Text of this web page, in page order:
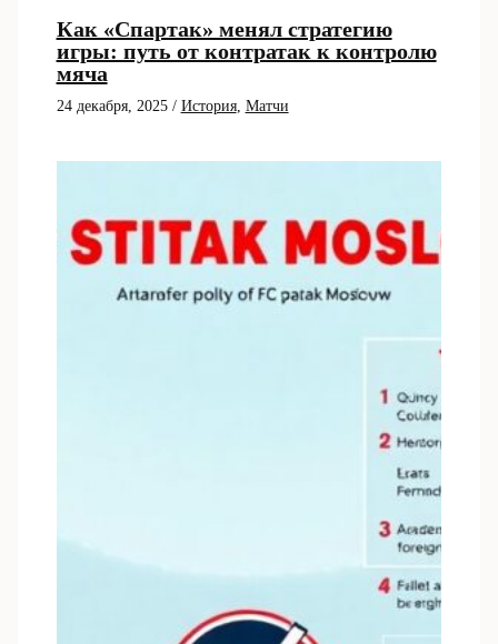
Как «Спартак» менял стратегию
игры: путь от контратак к контролю
мяча
24 декабря, 2025 / История, Матчи